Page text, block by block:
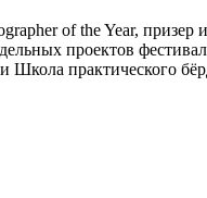
of the Year, призер
проектов
Школа практического